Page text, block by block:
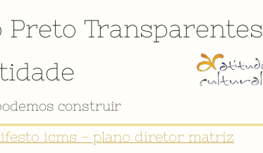
Preto Transparentes
construir
icms - plano diretor matriz